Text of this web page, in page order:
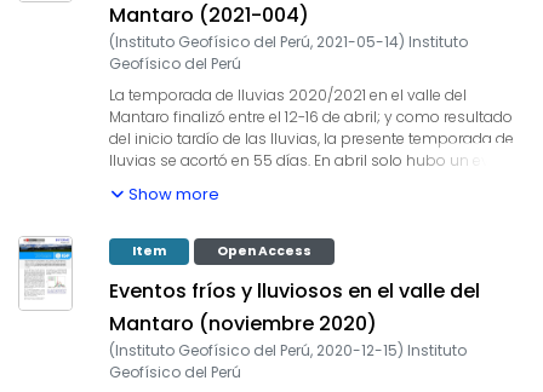
Mantaro (2021-004)
(Instituto Geofísico del Perú, 2021-05-14) Instituto
Geofísico del Perú
La temporada de lluvias 2020/2021 en el valle del
Mantaro finalizó entre el 12-16 de abril; y como resultado
del inicio tardío de las lluvias, la presente temporada de
lluvias se acortó en 55 días. En abril solo hubo un evento
heladas y la anomalía mensual de la temperatura
Show more
Item Open Access
Eventos fríos y lluviosos en el valle del
Mantaro (noviembre 2020)
(Instituto Geofísico del Perú, 2020-12-15) Instituto
Geofísico del Perú